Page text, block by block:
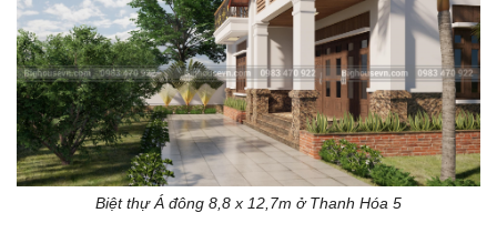
Biệt thự Á đông 8,8 x 12,7m ở Thanh Hóa 5